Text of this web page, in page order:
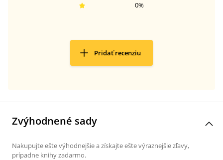
0%
Pridať recenziu
Zvýhodnené sady
Nakupujte ešte výhodnejšie a získajte ešte výraznejšie zľavy,
prípadne knihy zadarmo.